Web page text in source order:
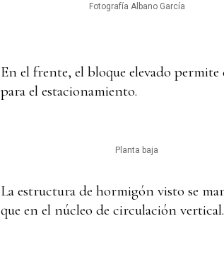
Fotografía Albano García
En el frente, el bloque elevado
para el estacionamiento.
Planta baja
La estructura de hormigón visto se
que en el núcleo de circulación vertical.